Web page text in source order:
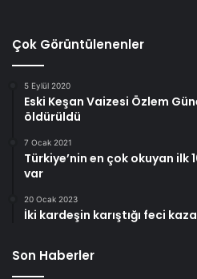
Çok Görüntülenenler
5 Eylül 2020
Eski Keşan Vaizesi Özlem
öldürüldü
7 Ocak 2021
Türkiye’nin en çok okuyan ilk
var
20 Ocak 2023
İki kardeşin karıştığı feci
Son Haberler